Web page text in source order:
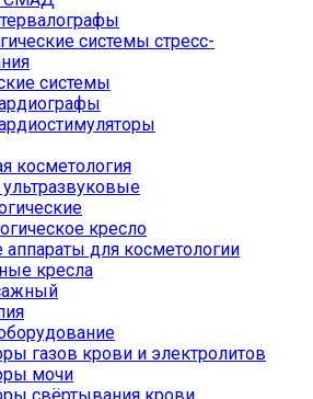
системы стресс-
системы
косметология
кресло
для косметологии
кресла
газов крови и электролитов
мочи